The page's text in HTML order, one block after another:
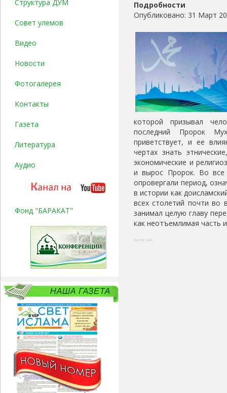
Структура ДУМ
Совет улемов
Видео
Новости
Фотогалерея
Контакты
Газета
Литература
Аудио
Фонд "БАРАКАТ"
Подробности
Опубликовано: 31 Март
которой призывал
последний Пророк
приветствует, и ее
чертах знать
экономические и
и вырос Пророк. Во все
опровергали период,
в истории как
всех столетий почти во
занимал целую главу
как неотъемлимая часть
Social Like